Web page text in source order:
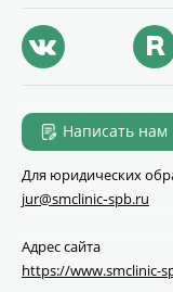
Написать нам
Для юридических
jur@smclinic‑spb.ru
Адрес сайта
https://www.smclinic-